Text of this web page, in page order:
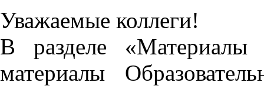
Уважаемые коллеги!
В разделе «Материалы
материалы